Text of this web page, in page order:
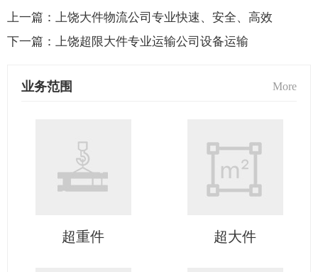
上一篇： 上饶大件物流公司专业快速、安全、高效
下一篇： 上饶超限大件专业运输公司设备运输
业务范围 More
超重件 超大件